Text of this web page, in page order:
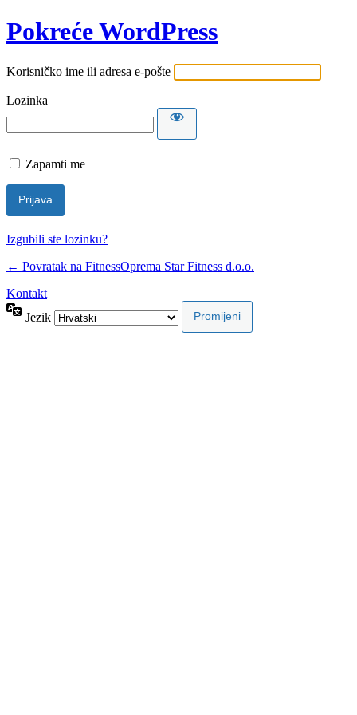
Pokreće WordPress
Korisničko ime ili adresa e-pošte
Lozinka
Zapamti me
Izgubili ste lozinku?
← Povratak na FitnessOprema Star Fitness d.o.o.
Kontakt
Jezik